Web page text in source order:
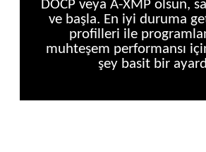
DOCP veya A-XMP olsun,
ve başla. En iyi duruma
profilleri ile
muhteşem performansı
şey basit bir